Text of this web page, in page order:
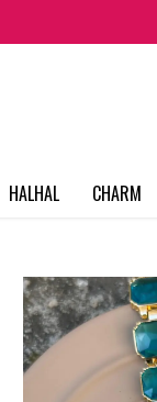
HALHAL CHARM